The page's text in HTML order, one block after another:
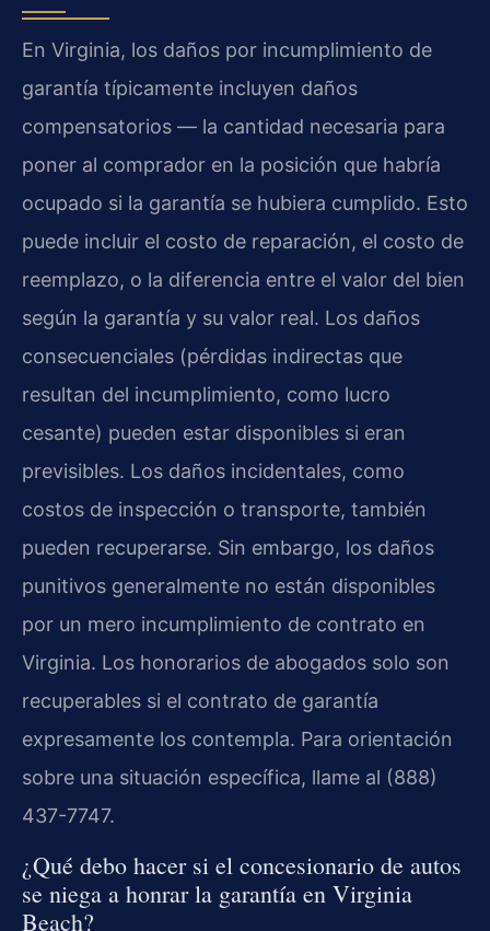
En Virginia, los daños por incumplimiento de
garantía típicamente incluyen daños
compensatorios — la cantidad necesaria para
poner al comprador en la posición que habría
ocupado si la garantía se hubiera cumplido. Esto
puede incluir el costo de reparación, el costo de
reemplazo, o la diferencia entre el valor del bien
según la garantía y su valor real. Los daños
consecuenciales (pérdidas indirectas que
resultan del incumplimiento, como lucro
cesante) pueden estar disponibles si eran
previsibles. Los daños incidentales, como
costos de inspección o transporte, también
pueden recuperarse. Sin embargo, los daños
punitivos generalmente no están disponibles
por un mero incumplimiento de contrato en
Virginia. Los honorarios de abogados solo son
recuperables si el contrato de garantía
expresamente los contempla. Para orientación
sobre una situación específica, llame al (888)
437-7747.
¿Qué debo hacer si el concesionario de autos
se niega a honrar la garantía en Virginia
Beach?